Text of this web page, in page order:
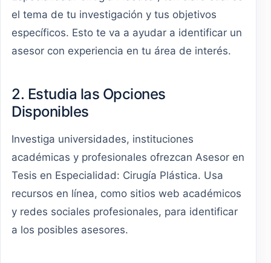
el tema de tu investigación y tus objetivos
específicos. Esto te va a ayudar a identificar un
asesor con experiencia en tu área de interés.
2. Estudia las Opciones
Disponibles
Investiga universidades, instituciones
académicas y profesionales ofrezcan Asesor en
Tesis en Especialidad: Cirugía Plástica. Usa
recursos en línea, como sitios web académicos
y redes sociales profesionales, para identificar
a los posibles asesores.